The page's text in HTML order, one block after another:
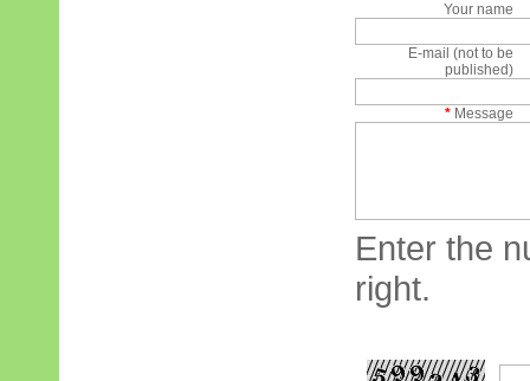
Your name
E-mail (not to be
published)
* Message
Enter the
right.